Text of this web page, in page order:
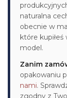
naturalna
obecnie w
które
model.
Zanim
opakowaniu
nami.
zgodny z